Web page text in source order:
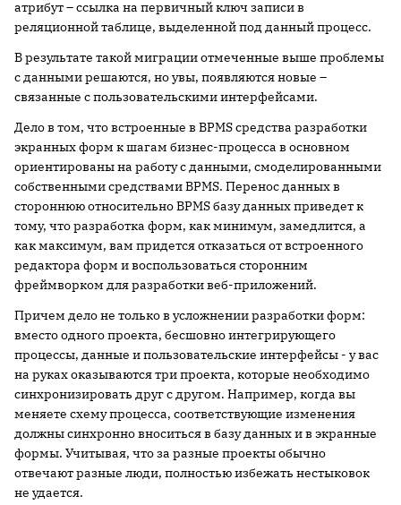
атрибут – ссылка на первичный ключ записи в
реляционной таблице, выделенной под данный процесс.
В результате такой миграции отмеченные выше проблемы
с данными решаются, но увы, появляются новые –
связанные с пользовательскими интерфейсами.
Дело в том, что встроенные в BPMS средства разработки
экранных форм к шагам бизнес-процесса в основном
ориентированы на работу с данными, смоделированными
собственными средствами BPMS. Перенос данных в
стороннюю относительно BPMS базу данных приведет к
тому, что разработка форм, как минимум, замедлится, а
как максимум, вам придется отказаться от встроенного
редактора форм и воспользоваться сторонним
фреймворком для разработки веб-приложений.
Причем дело не только в усложнении разработки форм:
вместо одного проекта, бесшовно интегрирующего
процессы, данные и пользовательские интерфейсы - у вас
на руках оказываются три проекта, которые необходимо
синхронизировать друг с другом. Например, когда вы
меняете схему процесса, соответствующие изменения
должны синхронно вноситься в базу данных и в экранные
формы. Учитывая, что за разные проекты обычно
отвечают разные люди, полностью избежать нестыковок
не удается.